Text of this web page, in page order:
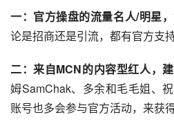
一：官方操盘的流量名人/明星，
论是招商还是引流，都有官方支持
二：来自MCN的内容型红人，
姆SamChak、多余和毛毛姐、
账号也多会参与官方活动，来获